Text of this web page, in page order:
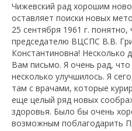
Чижевский рад хорошим
оставляет поиски новых
25 сентября 1961 г.
председателю ВЦСПС В.В.
Константиновна! Несколько
Вам письмо. Я очень рад,
несколько улучшилось. Я
там с врачами, которые
еще целый ряд новых
здоровья. Было бы очень
возможным поблагодарить